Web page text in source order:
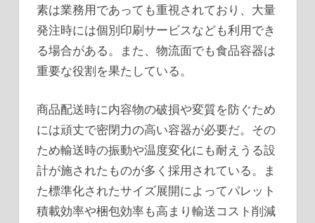
素は業務用であっても重視されており、大量
発注時には個別印刷サービスなども利用でき
る場合がある。また、物流面でも食品容器は
重要な役割を果たしている。
商品配送時に内容物の破損や変質を防ぐため
には頑丈で密閉力の高い容器が必要だ。その
ため輸送時の振動や温度変化にも耐えうる設
計が施されたものが多く採用されている。ま
た標準化されたサイズ展開によってパレット
積載効率や梱包効率も高まり輸送コスト削減